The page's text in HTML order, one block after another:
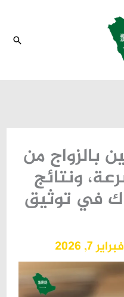
البحث
بالزواج من
ونتائج
في توثيق
فبراير 7, 2026